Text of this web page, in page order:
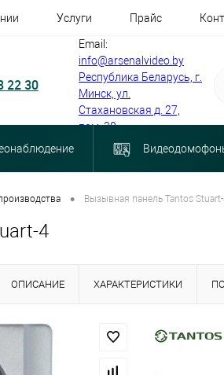
Услуги Прайс
22 30
Email:
info@arsenalvideo.by
Республика Беларусь, г.
Минск, ул.
Стахановская д. 27,
пом. 30
• Вызывная панель Tantos
4
ОПИСАНИЕ ХАРАКТЕРИСТИКИ